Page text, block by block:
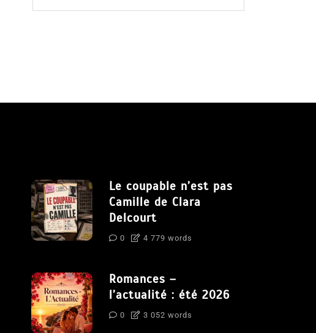
Le coupable n’est pas
Camille de Clara
Delcourt
0 4 779 words
Romances –
l’actualité : été 2026
0 3 052 words